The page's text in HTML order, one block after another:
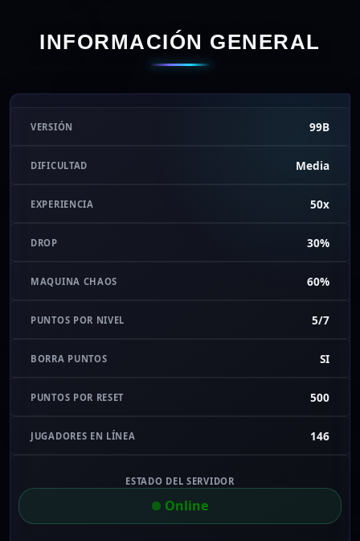
INFORMACIÓN GENERAL
VERSIÓN 99B
DIFICULTAD Media
EXPERIENCIA 50x
DROP 30%
MAQUINA CHAOS 60%
PUNTOS POR NIVEL 5/7
BORRA PUNTOS SI
PUNTOS POR RESET 500
JUGADORES EN LÍNEA 146
ESTADO DEL SERVIDOR
Online